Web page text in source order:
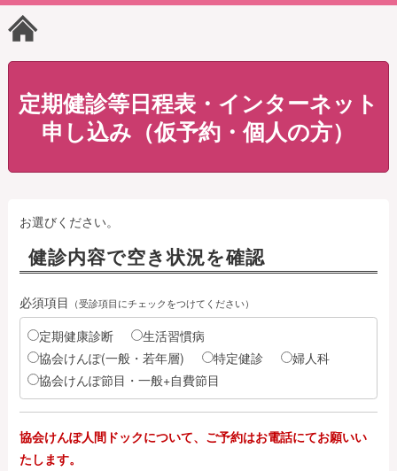
定期健診等日程表・インターネット
申し込み（仮予約・個人の方）
お選びください。
健診内容で空き状況を確認
必須項目 （受診項目にチェックをつけてください）
定期健康診断
生活習慣病
協会けんぽ(一般・若年層)
特定健診
婦人科
協会けんぽ節目・一般+自費節目
協会けんぽ人間ドックについて、ご予約はお電話にてお願いい
たします。